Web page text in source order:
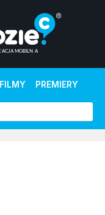
FILMY PREMIERY